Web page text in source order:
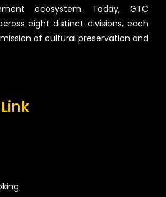
ecosystem. Today, GTC
eight distinct divisions, each
of cultural preservation and